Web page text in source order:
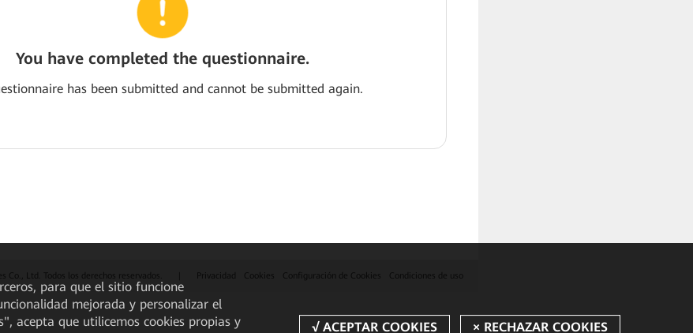
You have completed the questionnaire.
has been submitted and cannot be submitted again.
Co., Ltd. Todos los derechos reservados. Privacidad Cookies Configuración de Cookies Condiciones de uso
para que el sitio funcione
mejorada y personalizar el
acepta que utilicemos cookies propias y